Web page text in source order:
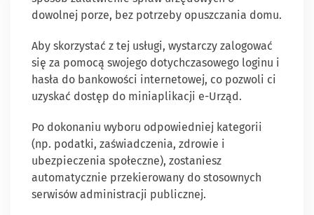
dowolnej porze, bez potrzeby opuszczania domu.
Aby skorzystać z tej usługi, wystarczy zalogować
się za pomocą swojego dotychczasowego loginu i
hasła do bankowości internetowej, co pozwoli ci
uzyskać dostęp do miniaplikacji e-Urząd.
Po dokonaniu wyboru odpowiedniej kategorii
(np. podatki, zaświadczenia, zdrowie i
ubezpieczenia społeczne), zostaniesz
automatycznie przekierowany do stosownych
serwisów administracji publicznej.